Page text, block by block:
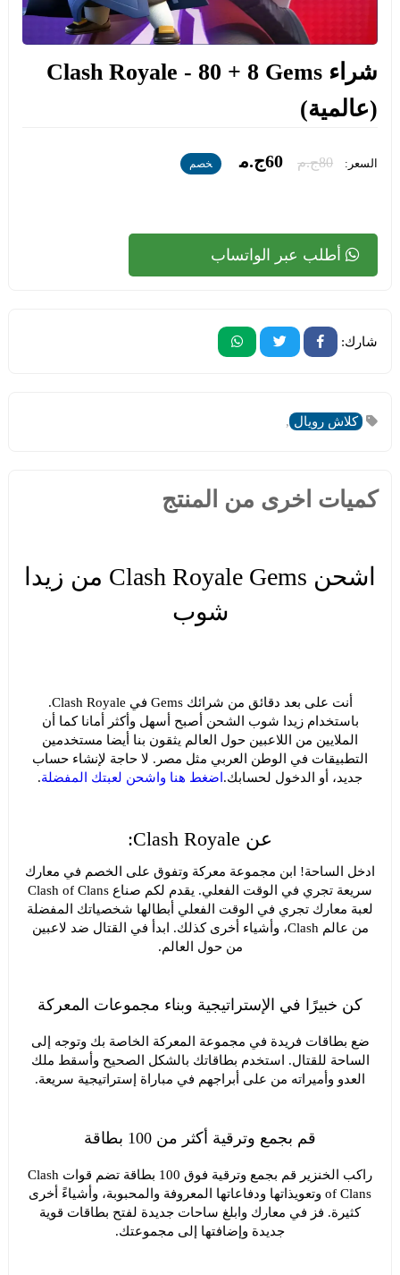
شراء Clash Royale - 80 + 8 Gems
(عالمية)
السعر: 80ج.م 60ج.م خصم
أطلب عبر الواتساب
شارك:
كلاش رويال ,
كميات اخرى من المنتج
اشحن Clash Royale Gems من زيدا
شوب
أنت على بعد دقائق من شرائك Gems في Clash Royale.
باستخدام زيدا شوب الشحن أصبح أسهل وأكثر أمانا كما أن
الملايين من اللاعبين حول العالم يثقون بنا أيضا مستخدمين
التطبيقات في الوطن العربي مثل مصر. لا حاجة لإنشاء حساب
جديد، أو الدخول لحسابك. اضغط هنا واشحن لعبتك المفضلة.
عن Clash Royale:
ادخل الساحة! ابن مجموعة معركة وتفوق على الخصم في معارك
سريعة تجري في الوقت الفعلي. يقدم لكم صناع Clash of Clans
لعبة معارك تجري في الوقت الفعلي أبطالها شخصياتك المفضلة
من عالم Clash، وأشياء أخرى كذلك. ابدأ في القتال ضد لاعبين
من حول العالم.
كن خبيرًا في الإستراتيجية وبناء مجموعات المعركة
ضع بطاقات فريدة في مجموعة المعركة الخاصة بك وتوجه إلى
الساحة للقتال. استخدم بطاقاتك بالشكل الصحيح وأسقط ملك
العدو وأميراته من على أبراجهم في مباراة إستراتيجية سريعة.
قم بجمع وترقية أكثر من 100 بطاقة
راكب الخنزير قم بجمع وترقية فوق 100 بطاقة تضم قوات Clash
of Clans وتعويذاتها ودفاعاتها المعروفة والمحبوبة، وأشياءً أخرى
كثيرة. فز في معارك وابلغ ساحات جديدة لفتح بطاقات قوية
جديدة وإضافتها إلى مجموعتك.